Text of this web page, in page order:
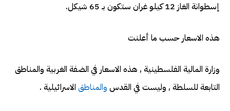
إسطوانة الغاز 12 كيلو غران ستكون بـ 65 شيكل.
هذه الاسعار حسب ما أعلنت
وزارة المالية الفلسطينية , هذه الاسعار في الضفة الغربية والمناطق
التابعة للسلطة , وليست في القدس والمناطق الاسرائيلية .